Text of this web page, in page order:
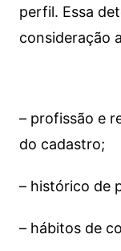
perfil. Essa
consideração
– profissão e
do cadastro;
– histórico de
– hábitos de